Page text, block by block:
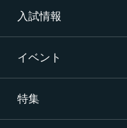
エアライン（ANA・
二等航空整備士コー
就職サポート・内定
就職活動
学校生活
寮生活
入試情報
入試要項・出願・会
学費・奨学金・教育
イベント
イベント一覧
特集